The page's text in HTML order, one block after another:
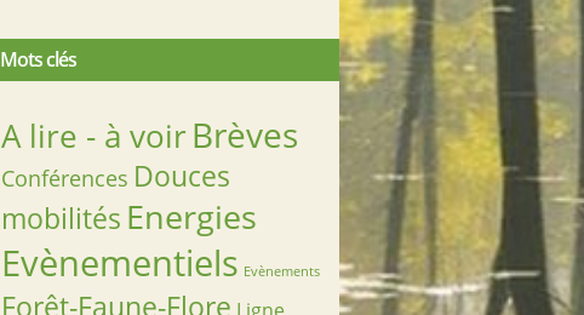
Mots clés
A lire - à voirBrèves
Conférences Douces
mobilités Energies
Evènementiels Evènements
Forêt-Faune-Flore